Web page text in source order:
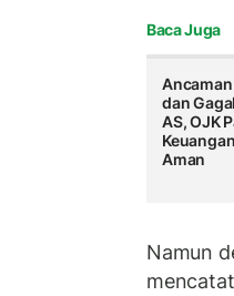
Baca Juga
Ancaman
dan
AS, OJK
Aman
Namun